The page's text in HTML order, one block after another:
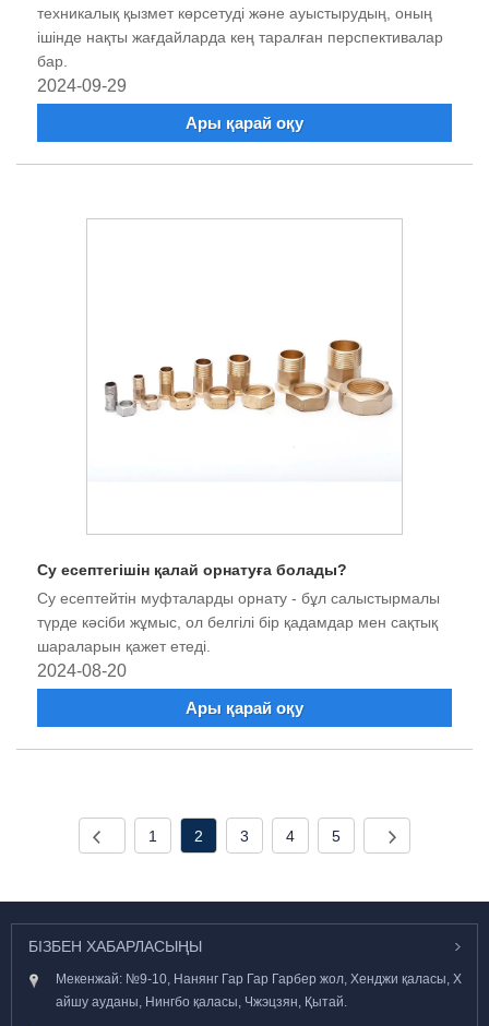
техникалық қызмет көрсетуді және ауыстырудың, оның
ішінде нақты жағдайларда кең таралған перспективалар
бар.
2024-09-29
Ары қарай оқу
Су есептегішін қалай орнатуға болады?
Су есептейтін муфталарды орнату - бұл салыстырмалы
түрде кәсіби жұмыс, ол белгілі бір қадамдар мен сақтық
шараларын қажет етеді.
2024-08-20
Ары қарай оқу
1 2 3 4 5
БІЗБЕН ХАБАРЛАСЫҢЫ
Мекенжай: №9-10, Нанянг Гар Гар Гарбер жол, Хенджи қаласы, Х
айшу ауданы, Нингбо қаласы, Чжэцзян, Қытай.